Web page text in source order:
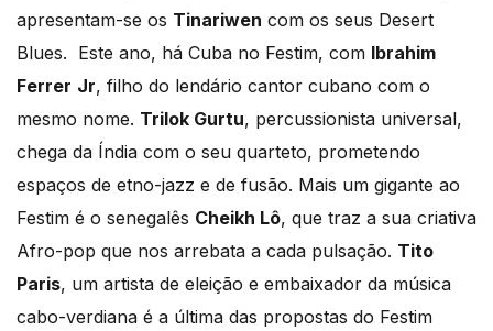
apresentam-se os Tinariwen com os seus Desert
Blues. Este ano, há Cuba no Festim, com Ibrahim
Ferrer Jr, filho do lendário cantor cubano com o
mesmo nome. Trilok Gurtu, percussionista universal,
chega da Índia com o seu quarteto, prometendo
espaços de etno-jazz e de fusão. Mais um gigante ao
Festim é o senegalês Cheikh Lô, que traz a sua criativa
Afro-pop que nos arrebata a cada pulsação. Tito
Paris, um artista de eleição e embaixador da música
cabo-verdiana é a última das propostas do Festim